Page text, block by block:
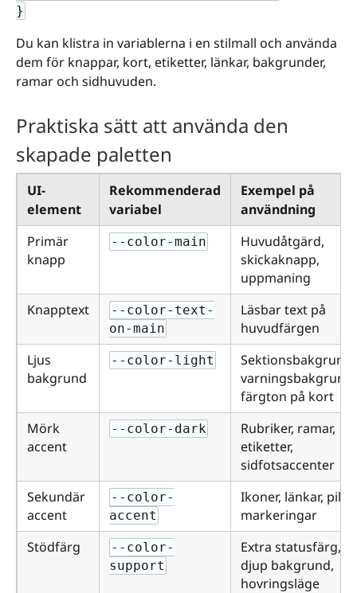
}
Du kan klistra in variablerna i en stilmall och använda
dem för knappar, kort, etiketter, länkar, bakgrunder,
ramar och sidhuvuden.
Praktiska sätt att använda den
skapade paletten
UI-
element
Rekommenderad
variabel
Exempel på
användning
Primär
knapp
--color-main
Huvudåtgärd,
skickaknapp,
uppmaning
Knapptext
--color-text-
on-main
Läsbar text på
huvudfärgen
Ljus
bakgrund
--color-light
Sektionsbakgrund,
varningsbakgrund,
färgton på kort
Mörk
accent
--color-dark
Rubriker, ramar,
etiketter,
sidfotsaccenter
Sekundär
accent
--color-
accent
Ikoner, länkar, pills,
markeringar
Stödfärg
--color-
support
Extra statusfärg,
djup bakgrund,
hovringsläge